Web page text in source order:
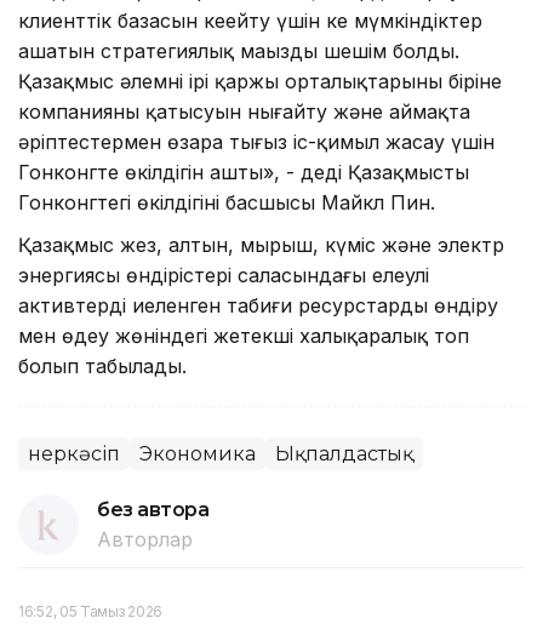
клиенттік базасын кеңейту үшін кең мүмкіндіктер
ашатын стратегиялық маңызды шешім болды.
Қазақмыс әлемнің ірі қаржы орталықтарының біріне
компанияның қатысуын нығайту және аймақта
әріптестермен өзара тығыз іс-қимыл жасау үшін
Гонконгте өкілдігін ашты», - деді Қазақмыстың
Гонконгтегі өкілдігінің басшысы Майкл Пин.
Қазақмыс жез, алтын, мырыш, күміс және электр
энергиясы өндірістері саласындағы елеулі
активтерді иеленген табиғи ресурстарды өндіру
мен өңдеу жөніндегі жетекші халықаралық топ
болып табылады.
Өнеркәсіп Экономика Ықпалдастық
без автора
Авторлар
16:52, 05 Тамыз 2026